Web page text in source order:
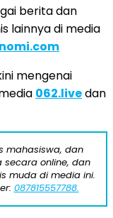
berita dan
lainnya di media
mengenai
062.livedan
mahasiswa, dan
online, dan
muda di media ini.
087815557788.